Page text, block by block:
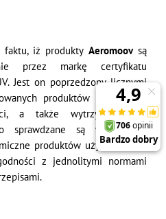
faktu, iż produkty Aeromoovsą
przez markę certyfikatu
Jest on poprzedzony licznymi
produktów w zakresie
a także wytrzymałości i
sprawdzane są właściwości
produktów użytkowanych
z jednolitymi normami